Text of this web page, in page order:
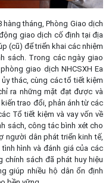
hàng tháng, Phòng Giao dịch
giao dịch cố định tại địa
(cũ) để triển khai các nhiệm
sách. Trong các ngày giao
giao dịch NHCSXH Ea
thác, cùng các tổ tiết kiệm
ra những mặt đạt được và
trao đổi, phản ánh từ các
Tổ tiết kiệm và vay vốn về
sách, công tác bình xét cho
người dân phát triển kinh tế,
hình và đánh giá của các
chính sách đã phát huy hiệu
giúp nhiều hộ dân ổn định